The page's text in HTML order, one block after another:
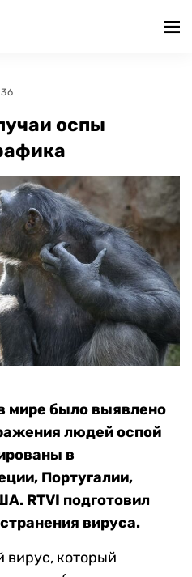
оспы
мире было выявлено
людей оспой
в
Португалии,
RTVI подготовил
вируса.
вирус, который